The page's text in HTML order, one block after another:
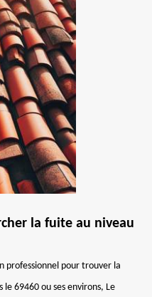
la fuite au niveau
professionnel pour trouver la
le 69460 ou ses environs, Le